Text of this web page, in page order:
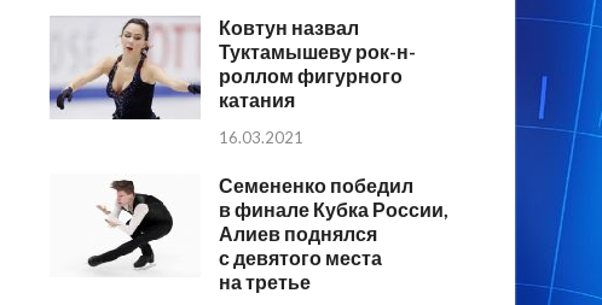
Ковтун назвал
Туктамышеву рок-н-
роллом фигурного
катания
16.03.2021
Семененко победил
в финале Кубка России,
Алиев поднялся
с девятого места
на третье